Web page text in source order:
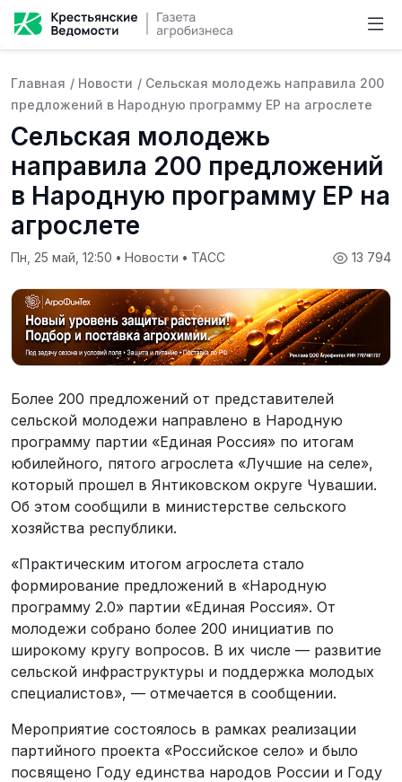
Главная / Новости / Сельская молодежь направила 200
предложений в Народную программу ЕР на агрослете
Сельская молодежь
направила 200 предложений
в Народную программу ЕР на
агрослете
13 794
Пн, 25 май, 12:50 • Новости • ТАСС
Более 200 предложений от представителей
сельской молодежи направлено в Народную
программу партии «Единая Россия» по итогам
юбилейного, пятого агрослета «Лучшие на селе»,
который прошел в Янтиковском округе Чувашии.
Об этом сообщили в министерстве сельского
хозяйства республики.
«Практическим итогом агрослета стало
формирование предложений в «Народную
программу 2.0» партии «Единая Россия». От
молодежи собрано более 200 инициатив по
широкому кругу вопросов. В их числе — развитие
сельской инфраструктуры и поддержка молодых
специалистов», — отмечается в сообщении.
Мероприятие состоялось в рамках реализации
партийного проекта «Российское село» и было
посвящено Году единства народов России и Году